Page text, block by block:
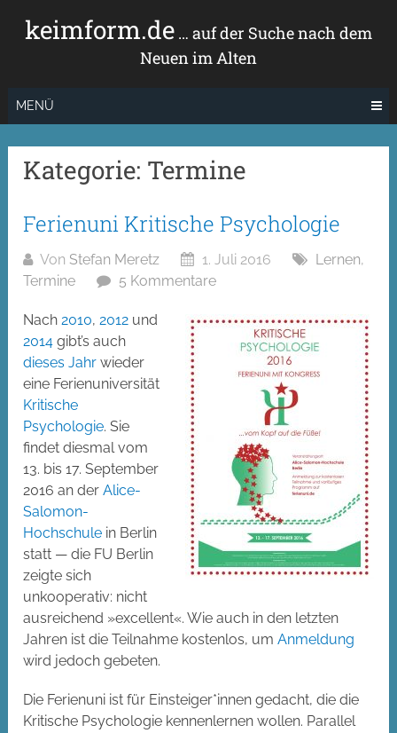
Inhaltkeimform.de… auf der Suche nach dem
Neuen im Alten
MENÜ
Kategorie: Termine
Ferienuni Kritische Psychologie
Von Stefan Meretz 1. Juli 2016 Lernen,
Termine
5 Kommentare
Nach2010,2012 und
2014 gibt’s auch
dieses Jahr wieder
eine Ferienuniversität
Kritische
Psychologie. Sie
findet diesmal vom
13. bis 17. September
2016 an derAlice-
Salomon-
Hochschule in Berlin
statt — die FU Berlin
zeigte sich
unkooperativ: nicht
ausreichend »excellent«. Wie auch in den letzten
Jahren ist die Teilnahme kostenlos, umAnmeldung
wird jedoch gebeten.
Die Ferienuni ist für Einsteiger*innen gedacht, die die
Kritische Psychologie kennenlernen wollen. Parallel